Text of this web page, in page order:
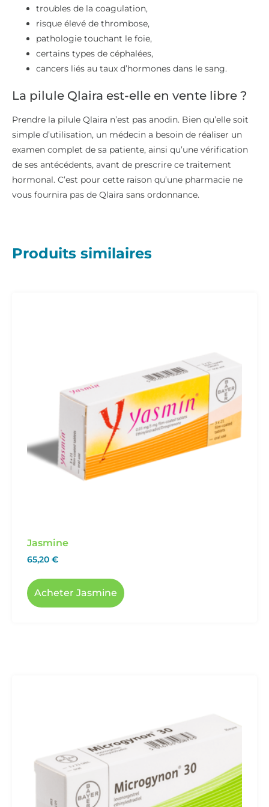
troubles de la coagulation,
risque élevé de thrombose,
pathologie touchant le foie,
certains types de céphalées,
cancers liés au taux d’hormones dans le sang.
La pilule Qlaira est-elle en vente libre ?
Prendre la pilule Qlaira n’est pas anodin. Bien qu’elle soit
simple d’utilisation, un médecin a besoin de réaliser un
examen complet de sa patiente, ainsi qu’une vérification
de ses antécédents, avant de prescrire ce traitement
hormonal. C’est pour cette raison qu’une pharmacie ne
vous fournira pas de Qlaira sans ordonnance.
Produits similaires
Jasmine
65,20 €
Acheter Jasmine